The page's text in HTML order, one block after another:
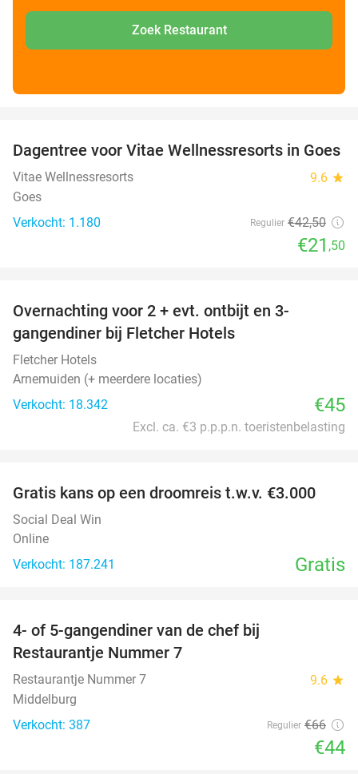
Zoek Restaurant
49%
Dagentree voor Vitae Wellnessresorts in Goes
Vitae Wellnessresorts 9.6 star
Goes
Verkocht: 1.180
Regulier €42,50
€21 ,50
Overnachting voor 2 + evt. ontbijt en 3-
gangendiner bij Fletcher Hotels
Fletcher Hotels
Arnemuiden (+ meerdere locaties)
Verkocht: 18.342
€45
Excl. ca. €3 p.p.p.n. toeristenbelasting
Gratis kans op een droomreis t.w.v. €3.000
Social Deal Win
Online
Verkocht: 187.241
Gratis
4- of 5-gangendiner van de chef bij
Restaurantje Nummer 7
Restaurantje Nummer 7 9.6 star
Middelburg
Verkocht: 387
Regulier €66
€44